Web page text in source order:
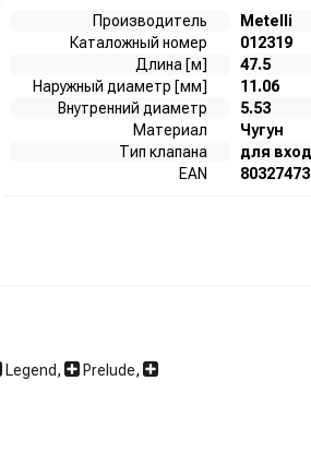
Производитель
Metelli
Каталожный номер
012319
Длина [м]
47.5
Наружный диаметр [мм]
11.06
Внутренний диаметр
5.53
Материал
Чугун
Тип клапана
для
EAN
Legend, Prelude,